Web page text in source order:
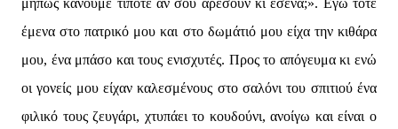
μήπως κάνουμε τίποτε αν σου αρέσουν κι εσένα;». Εγώ τότε
έμενα στο πατρικό μου και στο δωμάτιό μου είχα την κιθάρα
μου, ένα μπάσο και τους ενισχυτές. Προς το απόγευμα κι ενώ
οι γονείς μου είχαν καλεσμένους στο σαλόνι του σπιτιού ένα
φιλικό τους ζευγάρι, χτυπάει το κουδούνι, ανοίγω και είναι ο